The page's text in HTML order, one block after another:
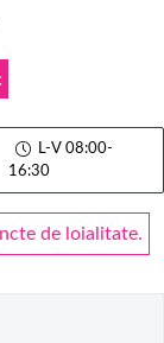
L-V 08:00-
16:30
de loialitate.